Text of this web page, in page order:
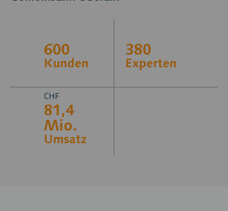
600
Kunden
380
Experten
CHF
81,4
Mio.
Umsatz